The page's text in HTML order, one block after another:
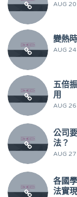
AUG 20
變熱
AUG 24
五倍
用
AUG 26
公司
法？
AUG 27
各國
法實現